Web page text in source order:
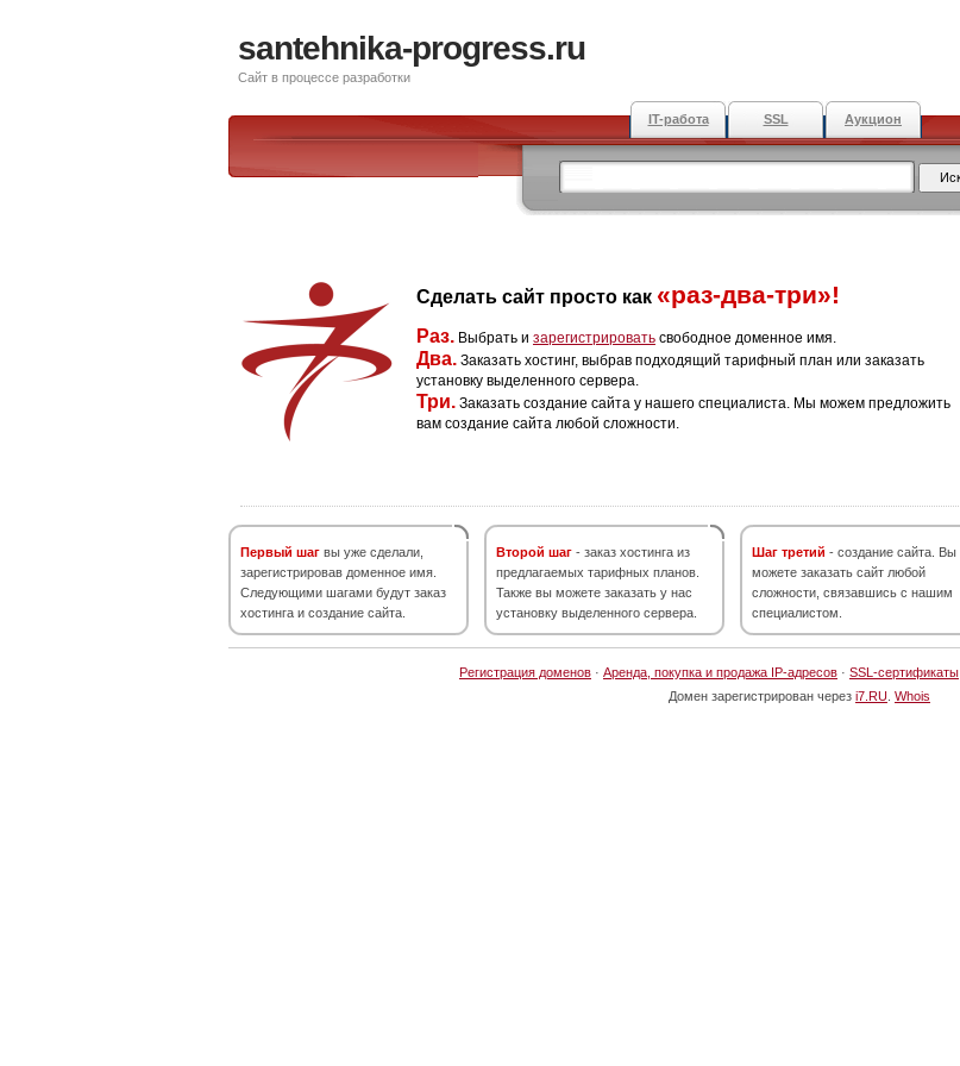
santehnika-progress.ru
Сайт в процессе разработки
IT-работа SSL Аукцион
Сделать сайт просто как «раз-два-три»!
Раз. Выбрать и зарегистрировать свободное доменное имя.
Два. Заказать хостинг, выбрав подходящий тарифный план или заказать
установку выделенного сервера.
Три. Заказать создание сайта у нашего специалиста. Мы можем предложить
вам создание сайта любой сложности.
Первый шаг вы уже сделали,
зарегистрировав доменное имя.
Следующими шагами будут заказ
хостинга и создание сайта.
Второй шаг - заказ хостинга из
предлагаемых тарифных планов.
Также вы можете заказать у нас
установку выделенного сервера.
Шаг третий - создание сайта. Вы
можете заказать сайт любой
сложности, связавшись с нашим
специалистом.
Регистрация доменов · Аренда, покупка и продажа IP-адресов · SSL-сертификаты
Домен зарегистрирован через i7.RU Whois